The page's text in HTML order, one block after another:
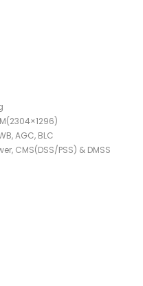
AGC, BLC
CMS(DSS/PSS) & DMSS